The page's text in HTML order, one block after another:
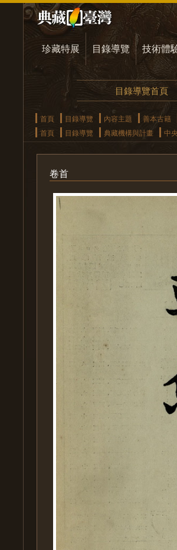
珍藏特展 目錄導覽 技術體
目錄導覽首頁
首頁 目錄導覽 內容主題 善本古籍
首頁
目錄導覽 典藏機構與計畫 中
卷首